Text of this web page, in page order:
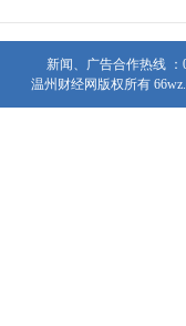
新闻、广告合作热线 ：
温州财经网版权所有